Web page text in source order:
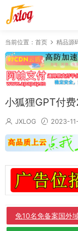
当前位置： 首页 精品源
小狐狸GPT付
JXLOG 2023-
免10名免备案国外